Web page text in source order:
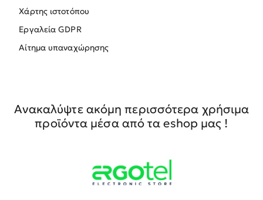
Χάρτης ιστοτόπου
Εργαλεία GDPR
Αίτημα υπαναχώρησης
Ανακαλύψτε ακόμη περισσότερα χρήσιμα
προϊόντα μέσα από τα eshop μας !